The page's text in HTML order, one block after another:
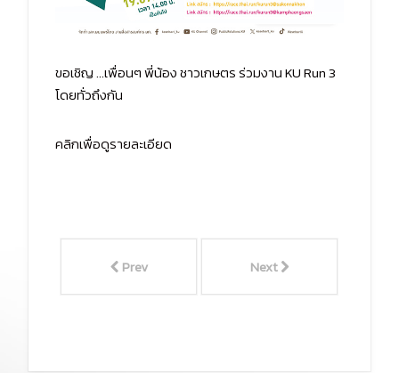
ขอเชิญ ...เพื่อนๆ พี่น้อง ชาวเกษตร ร่วมงาน KU Run 3
โดยทั่วถึงกัน
คลิกเพื่อดูรายละเอียด
Prev Next